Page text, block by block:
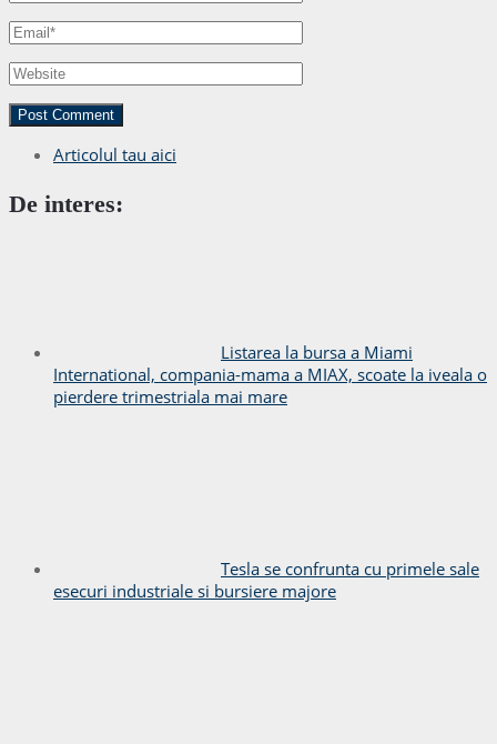
Articolul tau aici
De interes:
Listarea la bursa a Miami
International, compania-mama a MIAX, scoate la iveala o
pierdere trimestriala mai mare
Tesla se confrunta cu primele sale
esecuri industriale si bursiere majore